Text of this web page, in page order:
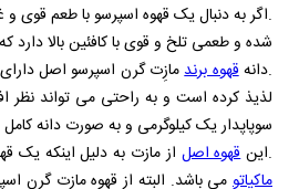
.اگر به دنبال یک قهوه اسپرسو با طعم قوی و
شده و طعمی تلخ و قوی با کافئین بالا دارد
.دانهقهوه برندمازِت گرن اسپرسو اصل
لذیذ کرده است و به راحتی می تواند نظر
سوپاپدار یک کیلوگرمی و به صورت دانه
.اینقهوه اصل از مازت به دلیل اینکه
ماکیاتو می باشد. البته از قهوه مازِت گرن